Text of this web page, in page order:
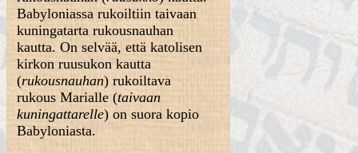
Babyloniassa rukoiltiin taivaan
kuningatarta rukousnauhan
kautta. On selvää, että katolisen
kirkon ruusukon kautta
(rukousnauhan) rukoiltava
rukous Marialle (taivaan
kuningattarelle) on suora kopio
Babyloniasta.